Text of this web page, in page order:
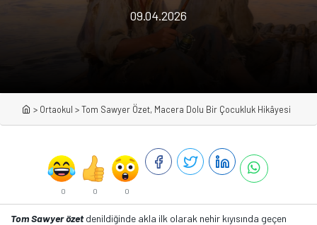
09.04.2026
> Ortaokul >Tom Sawyer Özet, Macera Dolu Bir Çocukluk Hikâyesi
0 0 0
Tom Sawyer özetdenildiğinde akla ilk olarak nehir kıyısında geçen